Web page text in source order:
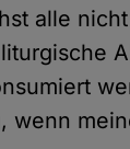
alle
wenn